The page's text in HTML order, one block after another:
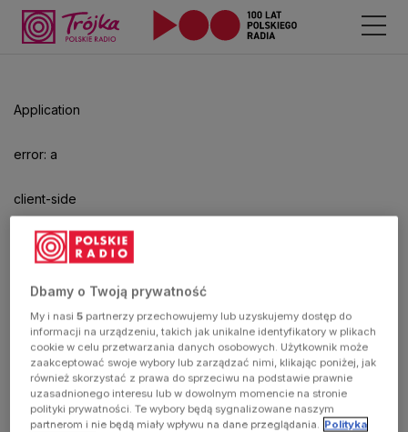
Application
error: a
client-side
exception
has
occurred
(see the
browser
Dbamy o Twoją prywatność
My i nasi5 partnerzy przechowujemy lub uzyskujemy dostęp do
informacji na urządzeniu, takich jak unikalne identyfikatory w plikach
cookie w celu przetwarzania danych osobowych. Użytkownik może
zaakceptować swoje wybory lub zarządzać nimi, klikając poniżej, jak
również skorzystać z prawa do sprzeciwu na podstawie prawnie
uzasadnionego interesu lub w dowolnym momencie na stronie
polityki prywatności. Te wybory będą sygnalizowane naszym
partnerom i nie będą miały wpływu na dane przeglądania. Polityka